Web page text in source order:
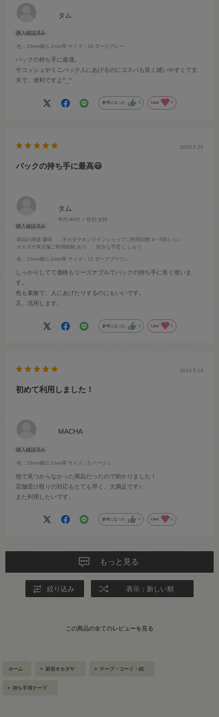
タム
色：15mm幅/1.2mm厚 サイズ：20.ダークグレー
バックの持ち手に最適。
サコッシュやミニバック人にあげるのにコスパも良く縫いやすくて丈
夫で、便利ですよ^_^
参考になった 0 Like! 0
タム
年代:60代 性別:女性
商品の用途:趣味 オカダヤオンラインショップご利用回数:4～5回くらい
オカダヤ実店舗ご利用経験:あり 好きな手芸:ししゅう
色：15mm幅/1.2mm厚 サイズ：12.ダークブラウン
2025.2.20
バックの持ち手に最高😃
しっかりしてて価格もリーズナブルでバックの持ち手に良く使いま
す。
色も素敵で、人にあげたりするのにもいいです。
又、活用します。
参考になった 0 Like! 0
MACHA
色：15mm幅/1.2mm厚 サイズ：5.ベージュ
2024.5.13
初めて利用しました！
他で見つからなかった商品だったので助かりました！
店舗受け取りの対応もとても早く、大満足です♪
また利用したいです。
参考になった 0 Like! 0
もっと見る
絞り込み 表示：新しい順
この商品の全てのレビューを見る
ホーム > 新宿オカダヤ > テープ・コード・紐
> 持ち手用テープ